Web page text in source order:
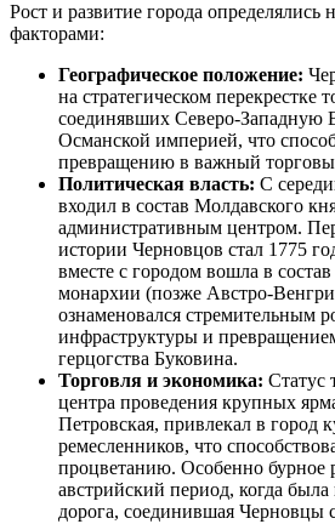
Рост и развитие города
факторами:
Географическое положение:
на стратегическом перекрестке
соединявших Северо-Западную
Османской империей, что
превращению в важный
Политическая власть: С
входил в состав Молдавского
административным центром.
истории Черновцов стал 1775
вместе с городом вошла в состав
монархии (позже Австро-
ознаменовался стремительным
инфраструктуры и
герцогства Буковина.
Торговля и экономика: Статус
центра проведения крупных
Петровская, привлекал в город
ремесленников, что
процветанию. Особенно бурное
австрийский период, когда была
дорога, соединившая Черновцы